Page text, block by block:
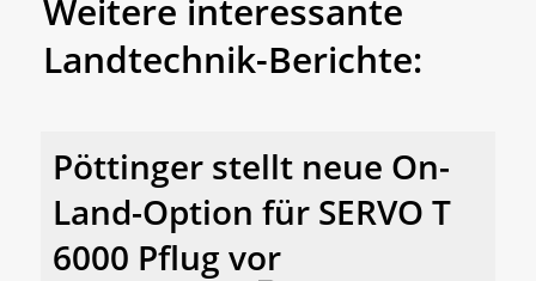
Weitere interessante
Landtechnik-Berichte:
Pöttinger stellt neue On-
Land-Option für SERVO T
6000 Pflug vor